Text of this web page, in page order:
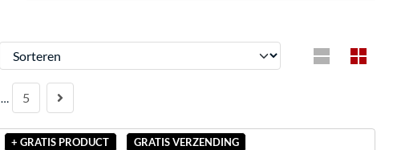
Sorteren
… 5
+ GRATIS PRODUCT GRATIS VERZENDING